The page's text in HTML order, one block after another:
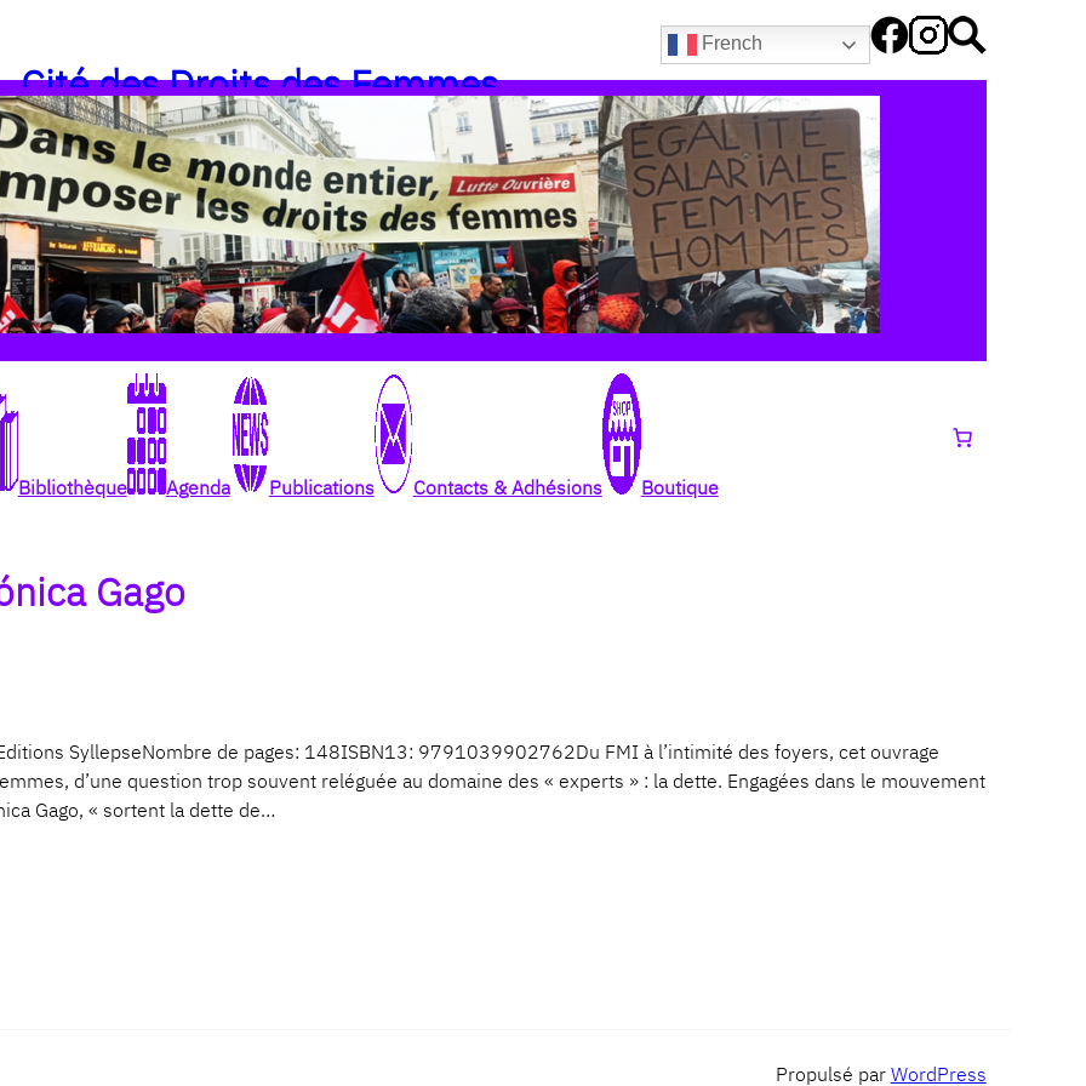
French
Cité des Droits des Femmes
Bibliothèque Agenda Publications Contacts & Adhésions Boutique
Gago
SyllepseNombre de pages: 148ISBN13: 9791039902762Du FMI à l’intimité des foyers, cet ouvrage
d’une question trop souvent reléguée au domaine des « experts » : la dette. Engagées dans le mouvement
Gago, « sortent la dette de…
Propulsé par WordPress